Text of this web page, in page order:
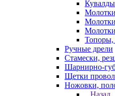
Кувалды
Молотки
Топоры,
Ручные дрели
Стамески,
Шарнирно-
Щетки
Ножовки,
Назад